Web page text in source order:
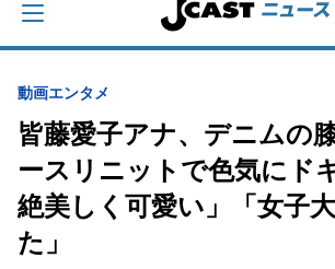
動画エンタメ
皆藤愛子アナ、デニムの
ースリニットで色気に
絶美しく可愛い」「女子
た」